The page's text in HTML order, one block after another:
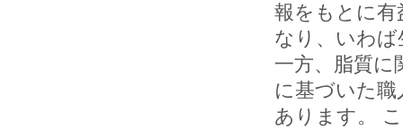
報をもとに有
なり、いわ
一方、脂質に
に基づいた
あります。